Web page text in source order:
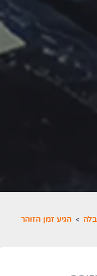
> הגיע זמן הזוהר